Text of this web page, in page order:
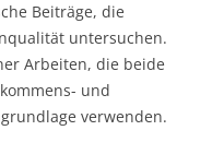
Beiträge, die
untersuchen.
Arbeiten, die beide
und
verwenden.